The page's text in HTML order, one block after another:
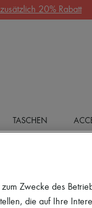
20% Rabatt
TASCHEN
Zwecke des
die auf Ihre